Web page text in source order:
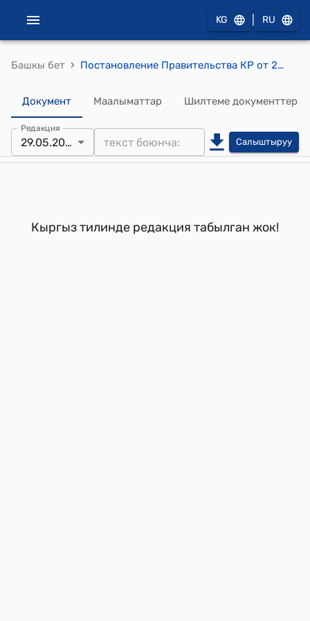
KG RU
Башкы бет › Постановление Правительства КР от 20 декабря 1999 года № 711 " Об утверждении Положения о порядке уплаты и взимания сборов за проезд по территории Кыргызской Республики иностранных автоперевозчиков в (из) третьи страны и Ставок платежей за въезд в Кыргызскую Республику и пребывание в ней в течение 3 суток иностранных грузовых автотранспортных средств
Документ Маалыматтар Шилтеме документтер
Редакция
29.05.2024 Салыштыруу
Кыргыз тилинде редакция табылган жок!